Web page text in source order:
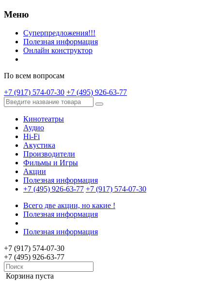
Меню
Суперпредложения!!!
Полезная информация
Онлайн конструктор
По всем вопросам
+7 (917) 574-07-30 +7 (495) 926-63-77
Кинотеатры
Аудио
Hi-Fi
Акустика
Производители
Фильмы и Игры
Акции
Полезная информация
+7 (495) 926-63-77 +7 (917) 574-07-30
Всего две акции, но какие !
Полезная информация
Полезная информация
+7 (917) 574-07-30
+7 (495) 926-63-77
Корзина пуста